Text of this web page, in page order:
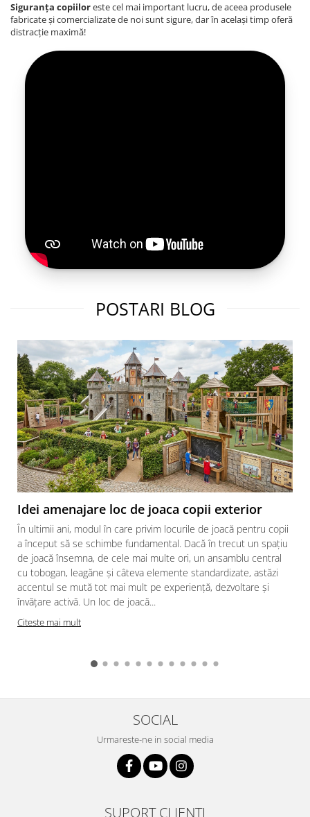
Siguranța copiiloreste cel mai important lucru, de aceea produsele
fabricate și comercializate de noi sunt sigure, dar în același timp oferă
distracție maximă!
POSTARI BLOG
Idei amenajare loc de joaca copii exterior
În ultimii ani, modul în care privim locurile de joacă pentru copii
a început să se schimbe fundamental. Dacă în trecut un spațiu
de joacă însemna, de cele mai multe ori, un ansamblu central
cu tobogan, leagăne și câteva elemente standardizate, astăzi
accentul se mută tot mai mult pe experiență, dezvoltare și
învățare activă. Un loc de joacă...
Citeste mai mult
SOCIAL
Urmareste-ne in social media
SUPORT CLIENTI